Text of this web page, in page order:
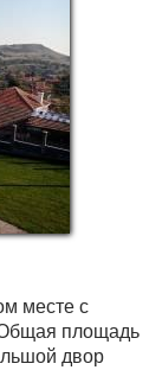
месте с
двор